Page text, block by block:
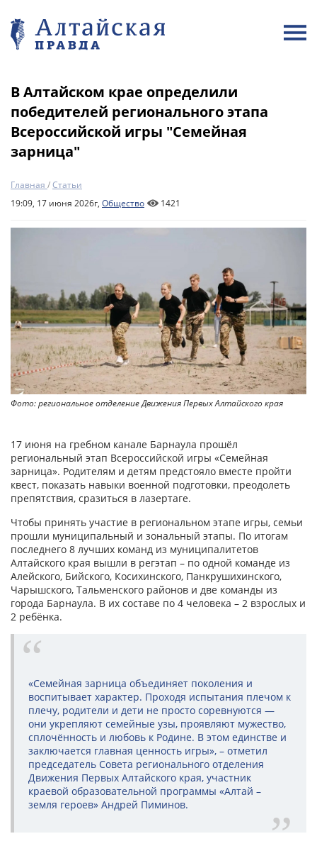
В Алтайском крае определили
победителей регионального этапа
Всероссийской игры "Семейная
зарница"
Главная /Статьи
19:09, 17 июня 2026г, Общество 1421
Фото: региональное отделение Движения Первых Алтайского края
17 июня на гребном канале Барнаула прошёл
региональный этап Всероссийской игры «Семейная
зарница». Родителям и детям предстояло вместе пройти
квест, показать навыки военной подготовки, преодолеть
препятствия, сразиться в лазертаге.
Чтобы принять участие в региональном этапе игры, семьи
прошли муниципальный и зональный этапы. По итогам
последнего 8 лучших команд из муниципалитетов
Алтайского края вышли в регэтап – по одной команде из
Алейского, Бийского, Косихинского, Панкрушихинского,
Чарышского, Тальменского районов и две команды из
города Барнаула. В их составе по 4 человека – 2 взрослых и
2 ребёнка.
«Семейная зарница объединяет поколения и
воспитывает характер. Проходя испытания плечом к
плечу, родители и дети не просто соревнуются —
они укрепляют семейные узы, проявляют мужество,
сплочённость и любовь к Родине. В этом единстве и
заключается главная ценность игры», – отметил
председатель Совета регионального отделения
Движения Первых Алтайского края, участник
краевой образовательной программы «Алтай –
земля героев» Андрей Пиминов.